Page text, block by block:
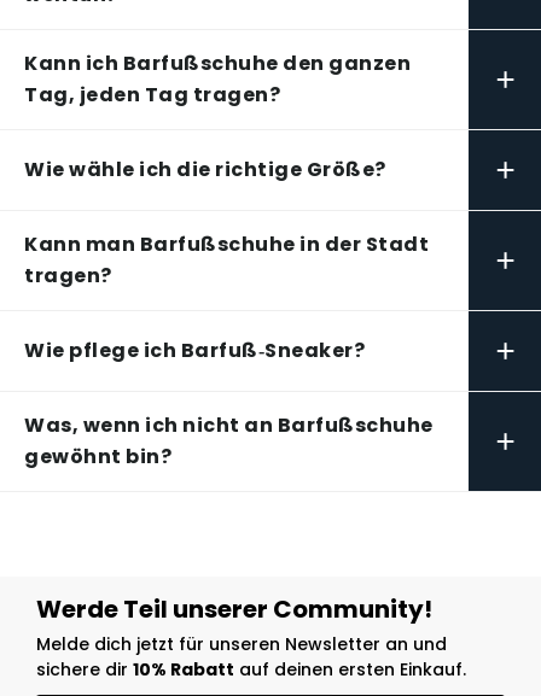
Kann ich Barfußschuhe den ganzen
Tag, jeden Tag tragen?
+
Wie wähle ich die richtige Größe? +
Kann man Barfußschuhe in der Stadt
tragen?
+
Wie pflege ich Barfuß‑Sneaker? +
Was, wenn ich nicht an Barfußschuhe
gewöhnt bin?
+
Werde Teil unserer Community!
Melde dich jetzt für unseren Newsletter an und
sichere dir 10% Rabatt auf deinen ersten Einkauf.